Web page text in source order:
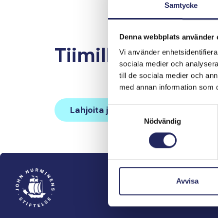
Samtycke
Denna webbplats använder
Vi använder
sociala medier och
till de sociala medier och
med annan information som
Samtyckesval
Nödvändig
Avvisa
Tiimille tehdyt
Lahjoita ja liity tähän tiimiin